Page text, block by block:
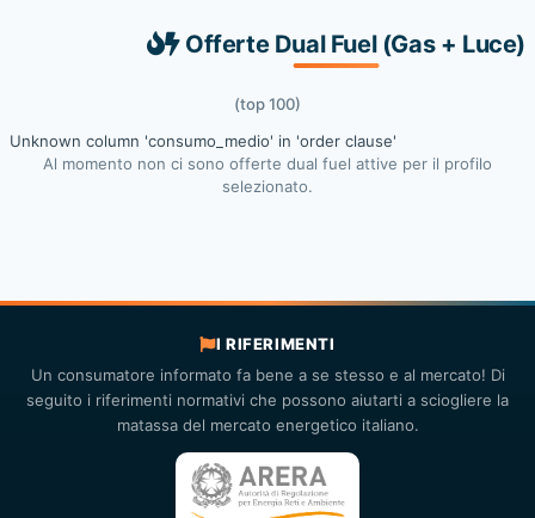
Offerte Dual Fuel (Gas + Luce)
(top 100)
Unknown column 'consumo_medio' in 'order clause'
Al momento non ci sono offerte dual fuel attive per il profilo
selezionato.
I RIFERIMENTI
Un consumatore informato fa bene a se stesso e al mercato! Di
seguito i riferimenti normativi che possono aiutarti a sciogliere la
matassa del mercato energetico italiano.